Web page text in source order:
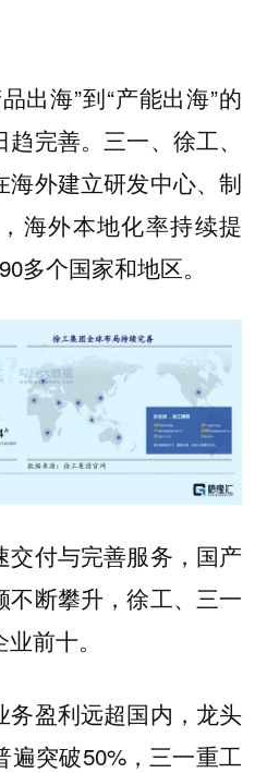
出海”到“产能出海”的
完善。三一、徐工、
海外建立研发中心、制
海外本地化率持续提
多个国家和地区。
交付与完善服务，国产
不断攀升，徐工、三一
前十。
务盈利远超国内，龙头
遍突破50%，三一重工